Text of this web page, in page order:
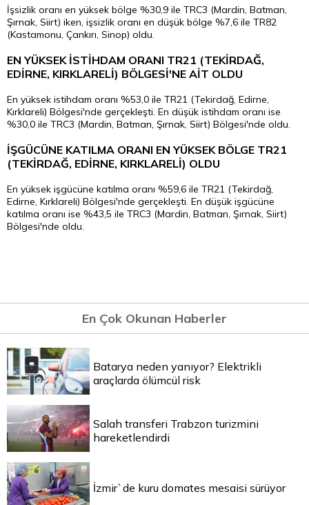
İşsizlik oranı en yüksek bölge %30,9 ile TRC3 (Mardin, Batman,
Şırnak, Siirt) iken, işsizlik oranı en düşük bölge %7,6 ile TR82
(Kastamonu, Çankırı, Sinop) oldu.
EN YÜKSEK İSTİHDAM ORANI TR21 (TEKİRDAĞ,
EDİRNE, KIRKLARELİ) BÖLGESİ'NE AİT OLDU
En yüksek istihdam oranı %53,0 ile TR21 (Tekirdağ, Edirne,
Kırklareli) Bölgesi'nde gerçekleşti. En düşük istihdam oranı ise
%30,0 ile TRC3 (Mardin, Batman, Şırnak, Siirt) Bölgesi'nde oldu.
İŞGÜCÜNE KATILMA ORANI EN YÜKSEK BÖLGE TR21
(TEKİRDAĞ, EDİRNE, KIRKLARELİ) OLDU
En yüksek işgücüne katılma oranı %59,6 ile TR21 (Tekirdağ,
Edirne, Kırklareli) Bölgesi'nde gerçekleşti. En düşük işgücüne
katılma oranı ise %43,5 ile TRC3 (Mardin, Batman, Şırnak, Siirt)
Bölgesi'nde oldu.
En Çok Okunan Haberler
Batarya neden yanıyor? Elektrikli
araçlarda ölümcül risk
Salah transferi Trabzon turizmini
hareketlendirdi
İzmir`de kuru domates mesaisi sürüyor